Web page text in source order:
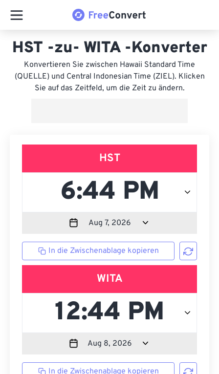
HST -zu- WITA -Konverter
Konvertieren Sie zwischen Hawaii Standard Time
(QUELLE) und Central Indonesian Time (ZIEL). Klicken
Sie auf das Zeitfeld, um die Zeit zu ändern.
HST
In die Zwischenablage kopieren
WITA
In die Zwischenablage kopieren